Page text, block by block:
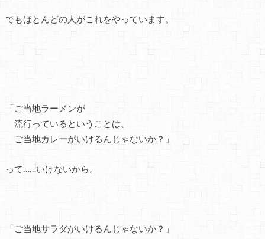
でもほとんどの人がこれをやっています。
「ご当地ラーメンが
流行っているということは、
ご当地カレーがいけるんじゃないか？」
って……いけないから。
「ご当地サラダがいけるんじゃないか？」